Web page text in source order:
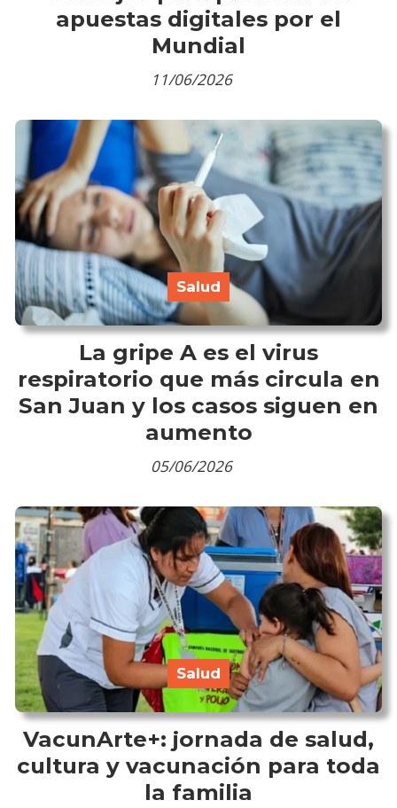
apuestas digitales por el
Mundial
11/06/2026
La gripe A es el virus
respiratorio que más circula en
San Juan y los casos siguen en
aumento
Salud
05/06/2026
VacunArte+: jornada de salud,
cultura y vacunación para toda
la familia
Salud